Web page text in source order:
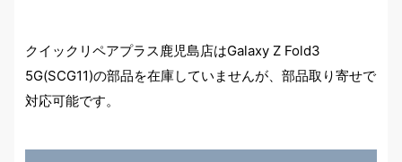
クイックリペアプラス鹿児島店はGalaxy Z Fold3
5G(SCG11)の部品を在庫していませんが、部品取り寄せで
対応可能です。